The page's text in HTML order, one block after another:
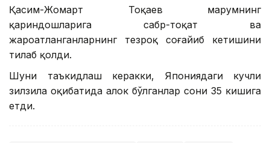
Қасим-Жомарт Тоқаев марҳумнинг
қариндошларига сабр-тоқат ва
жароҳатланганларнинг тезроқ соғайиб кетишини
тилаб қолди.
Шуни таъкидлаш керакки, Япониядаги кучли
зилзила оқибатида ҳалок бўлганлар сони 35 кишига
етди.